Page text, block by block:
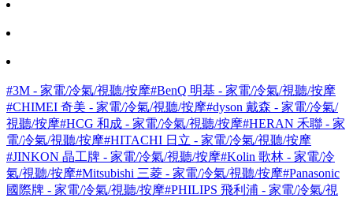
#3M - 家電/冷氣/視聽/按摩#BenQ 明基 - 家電/冷氣/視聽/按摩
#CHIMEI 奇美 - 家電/冷氣/視聽/按摩#dyson 戴森 - 家電/冷氣/
視聽/按摩#HCG 和成 - 家電/冷氣/視聽/按摩#HERAN 禾聯 - 家
電/冷氣/視聽/按摩#HITACHI 日立 - 家電/冷氣/視聽/按摩
#JINKON 晶工牌 - 家電/冷氣/視聽/按摩#Kolin 歌林 - 家電/冷
氣/視聽/按摩#Mitsubishi 三菱 - 家電/冷氣/視聽/按摩#Panasonic
國際牌 - 家電/冷氣/視聽/按摩#PHILIPS 飛利浦 - 家電/冷氣/視